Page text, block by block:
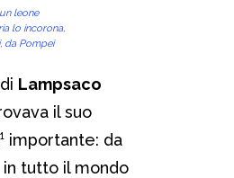
leone
lo incorona,
da Pompei
Lampsaco
il suo
importante: da
tutto il mondo